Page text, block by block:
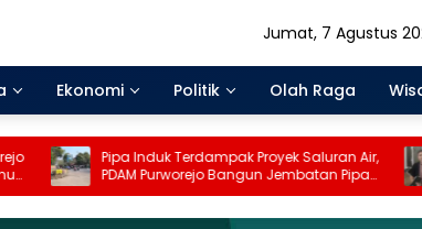
Jumat, 7 Agustus
Ekonomi Politik Olah Raga
Induk Terdampak Proyek Saluran Air,
Purworejo Bangun Jembatan Pipa
Eks Pasar Suronegaran
Dugaan
Jadi Alarm,